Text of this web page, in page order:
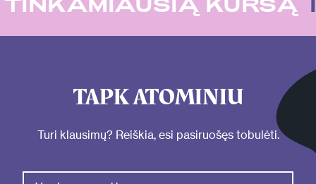
TAPK ATOMINIU
Turi klausimų? Reiškia, esi pasiruošęs tobulėti.